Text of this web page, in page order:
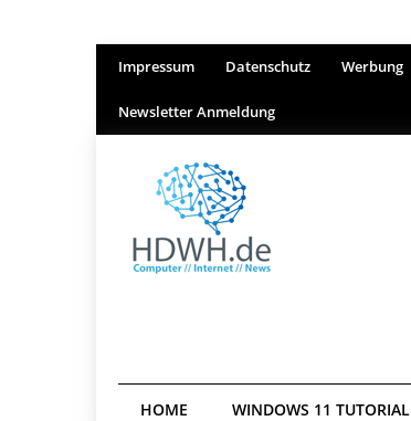
Impressum Datenschutz Werbung
Newsletter Anmeldung
HOME WINDOWS 11 TUTORIAL